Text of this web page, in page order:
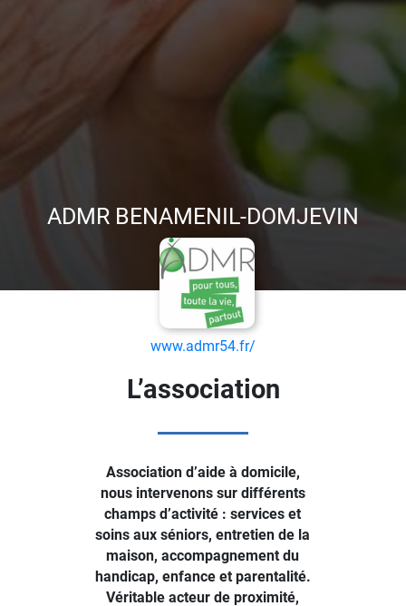
ADMR BENAMENIL-DOMJEVIN
www.admr54.fr/
L’association
Association d’aide à domicile,
nous intervenons sur différents
champs d’activité : services et
soins aux séniors, entretien de la
maison, accompagnement du
handicap, enfance et parentalité.
Véritable acteur de proximité,